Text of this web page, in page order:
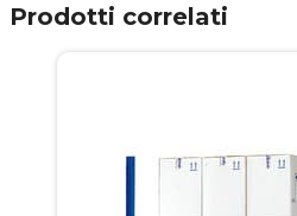
Prodotti correlati